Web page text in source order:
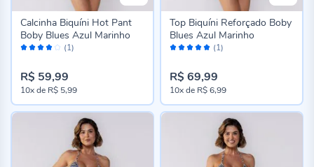
Avaliação: (1)
Calcinha Biquíni Hot Pant
Boby Blues Azul Marinho
R$ 59,99
10xde R$ 5,99
Avaliação: (1)
Top Biquíni Reforçado Boby
Blues Azul Marinho
R$ 69,99
10xde R$ 6,99